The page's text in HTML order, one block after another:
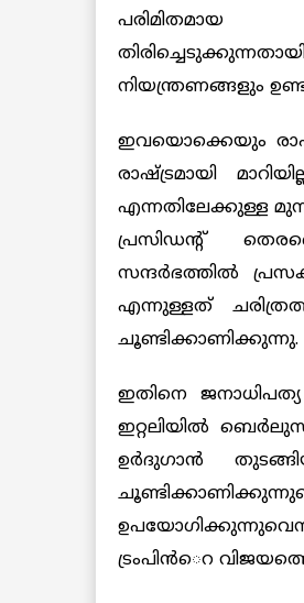
പരിമിതമായ
നിയന്ത്രണങ്ങളും
ഇവയൊക്കെയും
രാഷ്ട്രമായി
എന്നതിലേക്കുള്ള
പ്രസിഡന്‍റ്
സന്ദര്‍ഭത്തില്‍
എന്നുള്ളത്
ചൂണ്ടിക്കാണിക്കുന്നു.
ഇതിനെ
ഇറ്റലിയില്‍
ഉര്‍ദുഗാന്‍
ട്രംപിന്‍െറ